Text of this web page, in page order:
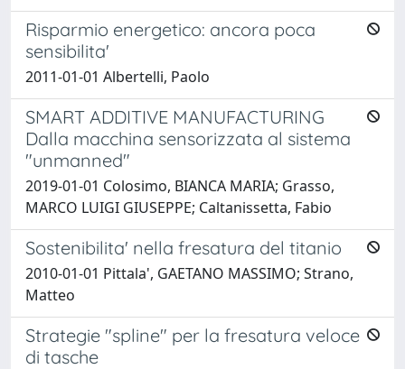
Risparmio energetico: ancora poca
sensibilita'
2011-01-01 Albertelli, Paolo
SMART ADDITIVE MANUFACTURING
Dalla macchina sensorizzata al sistema
"unmanned"
2019-01-01 Colosimo, BIANCA MARIA; Grasso,
MARCO LUIGI GIUSEPPE; Caltanissetta, Fabio
Sostenibilita' nella fresatura del titanio
2010-01-01 Pittala', GAETANO MASSIMO; Strano,
Matteo
Strategie "spline" per la fresatura veloce
di tasche